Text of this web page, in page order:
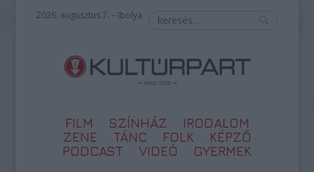
2026. augusztus 7. – Ibolya
FILM SZÍNHÁZ
IRODALOM
ZENE
TÁNC FOLK
KÉPZŐ
PODCAST
VIDEÓ GYERMEK